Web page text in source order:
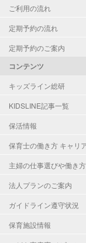
ご利用の流れ
定期予約の流れ
定期予約のご案内
コンテンツ
キッズライン総研
KIDSLINE記事一覧
保活情報
保育士の働き方 キャリ
主婦の仕事選びや働き方
法人プランのご案内
ガイドライン遵守状況
保育施設情報